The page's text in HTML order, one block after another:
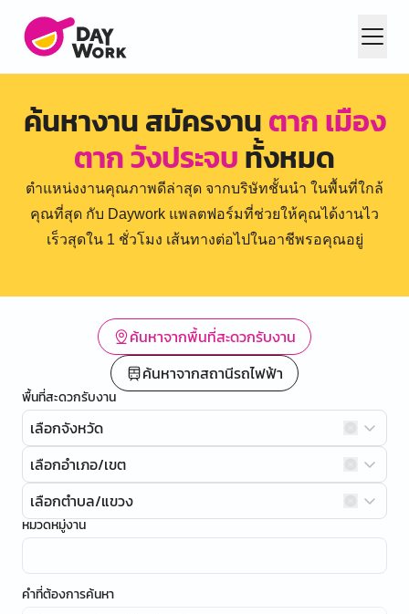
ค้นหางาน สมัครงานตาก เมือง
ตาก วังประจบทั้งหมด
ตำแหน่งงานคุณภาพดีล่าสุด จากบริษัทชั้นนำ ในพื้นที่ใกล้
คุณที่สุด กับ Daywork แพลตฟอร์มที่ช่วยให้คุณได้งานไว
เร็วสุดใน 1 ชั่วโมง เส้นทางต่อไปในอาชีพรอคุณอยู่
ค้นหาจากพื้นที่สะดวกรับงาน
ค้นหาจากสถานีรถไฟฟ้า
พื้นที่สะดวกรับงาน
เลือกจังหวัด
เลือกอำเภอ/เขต
เลือกตำบล/แขวง
หมวดหมู่งาน
คำที่ต้องการค้นหา